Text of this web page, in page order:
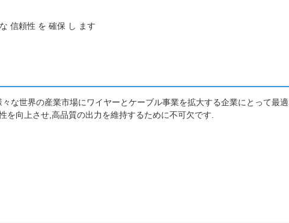
信頼性 を 確保 し ます
な世界の産業市場にワイヤーとケーブル事業を拡大する企業にとって最
向上させ,高品質の出力を維持するために不可欠です.